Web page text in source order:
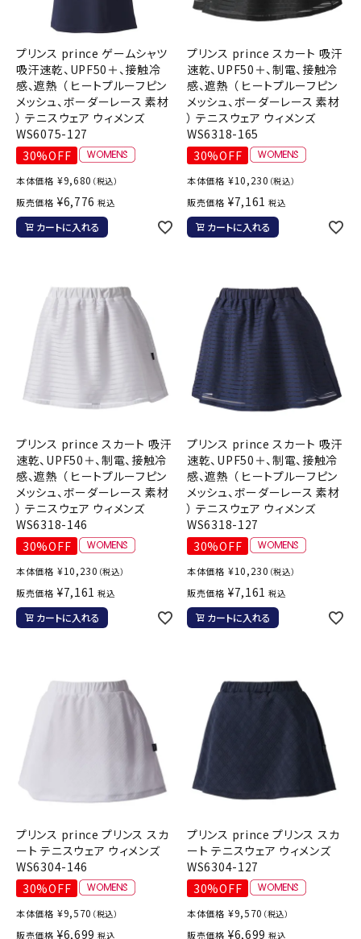
プリンス prince ゲームシャツ
吸汗速乾、UPF50＋、接触冷
感、遮熱 （ ヒートプルーフピン
メッシュ、ボーダーレース 素材
） テニスウェア ウィメンズ
WS6075-127
30%OFF
本体価格 ¥9,680 （税込）
販売価格 ¥6,776 税込
カートに入れる
プリンス prince スカート 吸汗
速乾、UPF50＋、制電、接触冷
感、遮熱 （ ヒートプルーフピン
メッシュ、ボーダーレース 素材
） テニスウェア ウィメンズ
WS6318-165
30%OFF
本体価格 ¥10,230 （税込）
販売価格 ¥7,161 税込
カートに入れる
プリンス prince スカート 吸汗
速乾、UPF50＋、制電、接触冷
感、遮熱 （ ヒートプルーフピン
メッシュ、ボーダーレース 素材
） テニスウェア ウィメンズ
WS6318-146
30%OFF
本体価格 ¥10,230 （税込）
販売価格 ¥7,161 税込
カートに入れる
プリンス prince スカート 吸汗
速乾、UPF50＋、制電、接触冷
感、遮熱 （ ヒートプルーフピン
メッシュ、ボーダーレース 素材
） テニスウェア ウィメンズ
WS6318-127
30%OFF
本体価格 ¥10,230 （税込）
販売価格 ¥7,161 税込
カートに入れる
プリンス prince プリンス スカ
ート テニスウェア ウィメンズ
WS6304-146
30%OFF
本体価格 ¥9,570 （税込）
販売価格 ¥6,699 税込
プリンス prince プリンス スカ
ート テニスウェア ウィメンズ
WS6304-127
30%OFF
本体価格 ¥9,570 （税込）
販売価格 ¥6,699 税込